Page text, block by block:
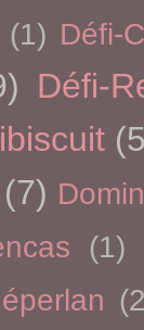
(1) Défi-
Défi-
(7)
(1)
éperlan